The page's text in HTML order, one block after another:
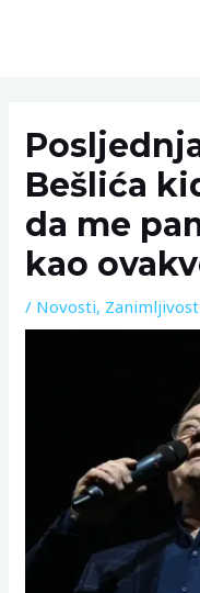
Bešlića
da me
kao
/ Novosti,